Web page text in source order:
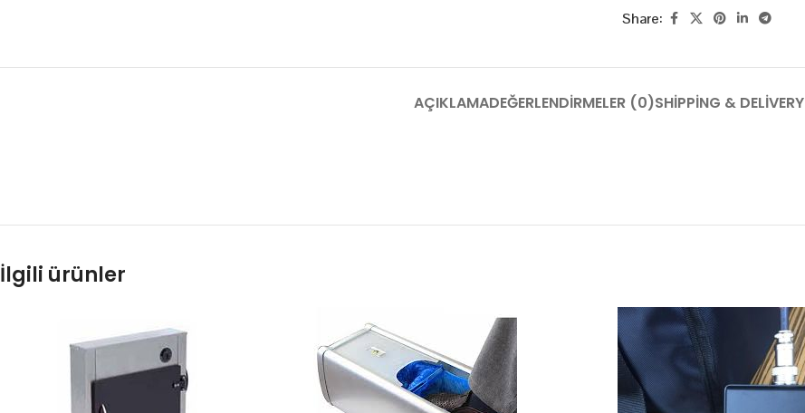
Share:
AÇIKLAMADEĞERLENDIRMELER (0)SHIPPING & DELIVERY
İlgili ürünler